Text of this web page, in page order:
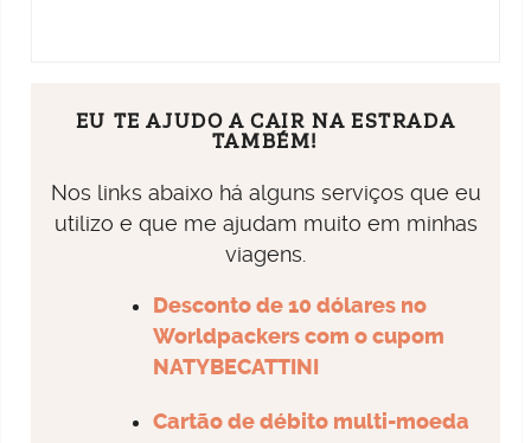
EU TE AJUDO A CAIR NA ESTRADA
TAMBÉM!
Nos links abaixo há alguns serviços que eu
utilizo e que me ajudam muito em minhas
viagens.
Desconto de 10 dólares no
Worldpackers com o cupom
NATYBECATTINI
Cartão de débito multi-moeda